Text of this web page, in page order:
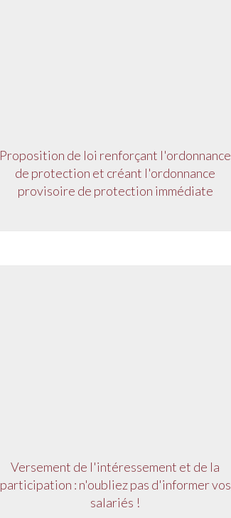
Proposition de loi renforçant l'ordonnance
de protection et créant l'ordonnance
provisoire de protection immédiate
Versement de l'intéressement et de la
participation : n'oubliez pas d'informer vos
salariés !